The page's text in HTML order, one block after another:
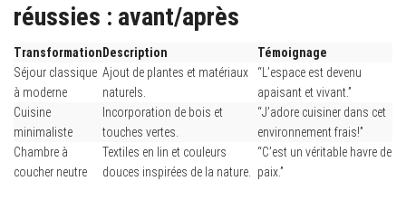
réussies : avant/après
Transformation Description
Témoignage
Séjour classique
à moderne
Ajout de plantes et matériaux
naturels.
“L’espace est devenu
apaisant et vivant.”
Cuisine
minimaliste
Incorporation de bois et
touches vertes.
“J’adore cuisiner dans cet
environnement frais!”
Chambre à
coucher neutre
Textiles en lin et couleurs
douces inspirées de la nature.
“C’est un véritable havre de
paix.”